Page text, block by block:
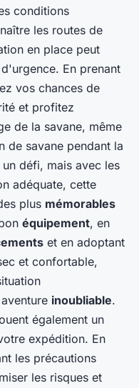
conditions
les routes de
en place peut
En prenant
vos chances de
et profitez
de la savane, même
de savane pendant la
défi, mais avec les
adéquate, cette
plus mémorables
équipement, en
et en adoptant
et confortable,
inoubliable.
également un
expédition. En
les précautions
les risques et